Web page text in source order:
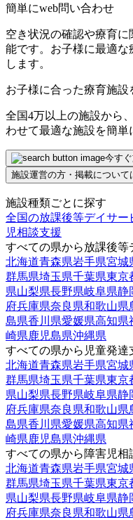
簡単にweb問い合わせ
空き状況の確認や療育
能です。お子様に最適な
します。
お子様に合った療育施設
全国4万以上の施設から
わせて最適な施設を簡単
今す
施設運営の方・掲載について
施設種類ごとに探す
全国の放課後等デイサー
児相談支援
すべての県から放課後等
北海道青森県岩手県宮城
群馬県埼玉県千葉県東京
県山梨県長野県岐阜県静
府兵庫県奈良県和歌山県
島県香川県愛媛県高知県
崎県鹿児島県沖縄県
すべての県から児童発達
北海道青森県岩手県宮城
群馬県埼玉県千葉県東京
県山梨県長野県岐阜県静
府兵庫県奈良県和歌山県
島県香川県愛媛県高知県
崎県鹿児島県沖縄県
すべての県から障害児相
北海道青森県岩手県宮城
群馬県埼玉県千葉県東京
県山梨県長野県岐阜県静
府兵庫県奈良県和歌山県